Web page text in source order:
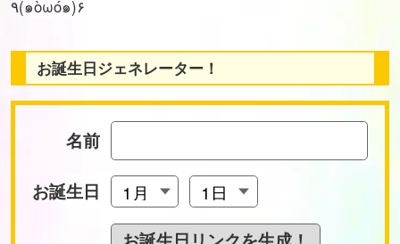
٩(๑òωó๑)۶
お誕生日ジェネレーター！
名前
お誕生日